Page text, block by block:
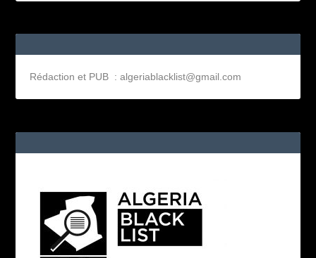
Rédaction et PUB : algeriablacklist@gmail.com